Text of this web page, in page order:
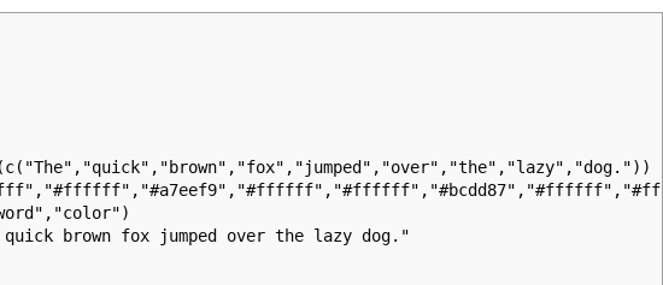
brown fox jumped over the lazy dog."